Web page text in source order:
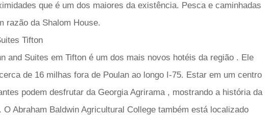
que é um dos maiores da existência. Pesca e caminhadas
razão da Shalom House.
Tifton
and Suites em Tifton é um dos mais novos hotéis da região . Ele
de 16 milhas fora de Poulan ao longo I-75. Estar em um centro
podem desfrutar da Georgia Agrirama , mostrando a história da
O Abraham Baldwin Agricultural College também está localizado